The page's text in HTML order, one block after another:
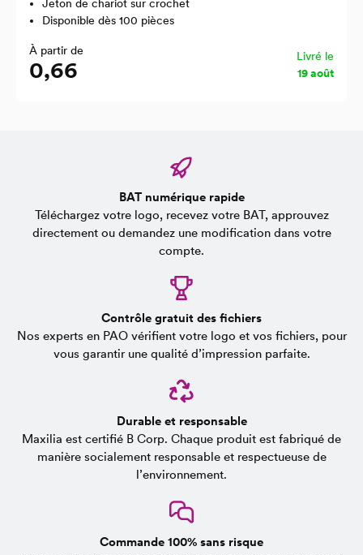
Jeton de chariot sur crochet
Disponible dès 100 pièces
À partir de
0,66
Livré le
19 août
BAT numérique rapide
Téléchargez votre logo, recevez votre BAT, approuvez
directement ou demandez une modification dans votre
compte.
Contrôle gratuit des fichiers
Nos experts en PAO vérifient votre logo et vos fichiers, pour
vous garantir une qualité d’impression parfaite.
Durable et responsable
Maxilia est certifié B Corp. Chaque produit est fabriqué de
manière socialement responsable et respectueuse de
l’environnement.
Commande 100% sans risque